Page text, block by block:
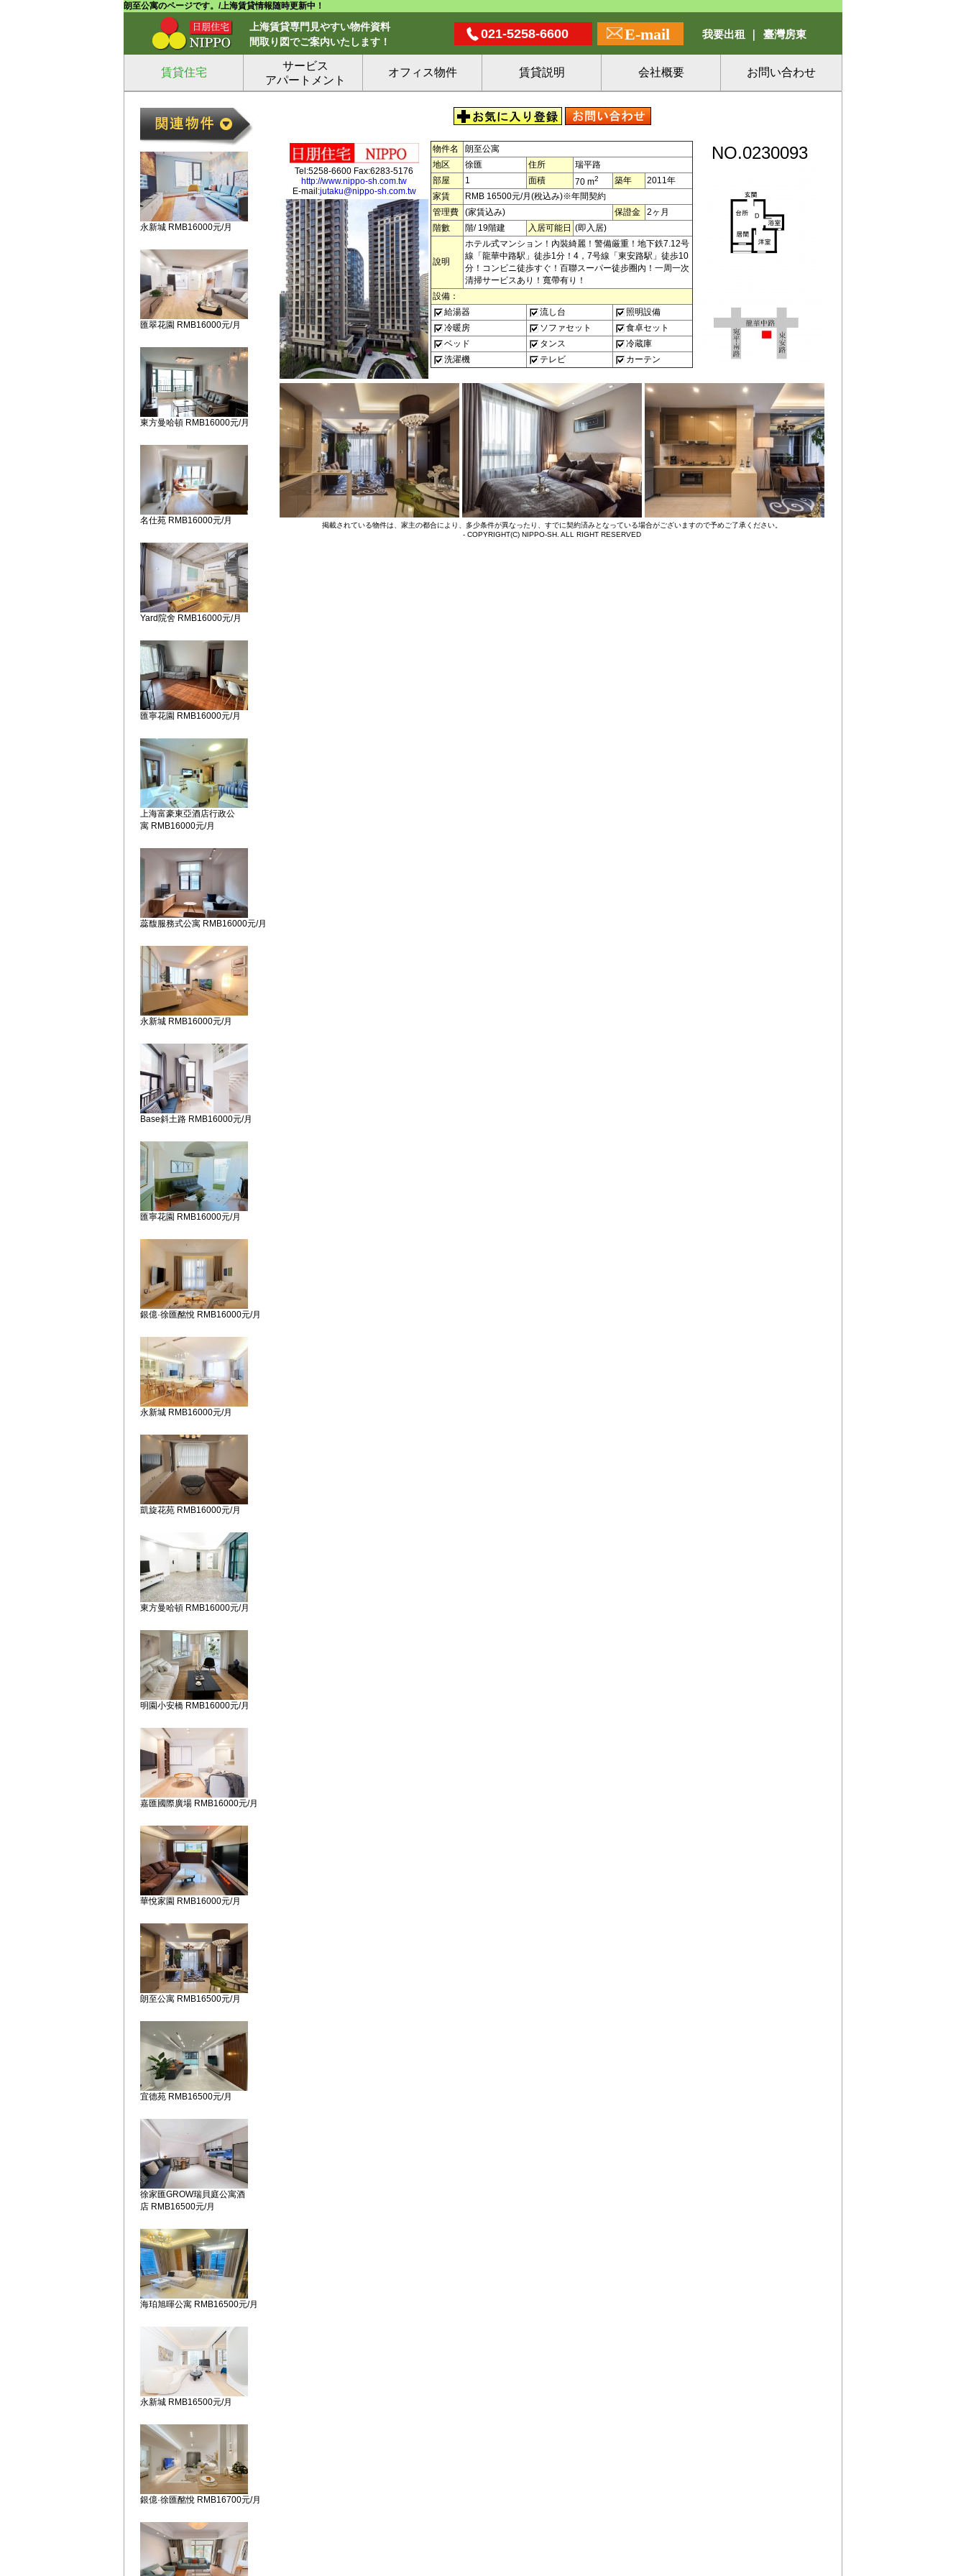
朗至公寓のページです。/上海賃貸情報随時更新中！
上海賃貸専門見やすい物件資料
間取り図でご案内いたします！
021-5258-6600 E-mail 我要出租 ｜ 臺灣房東
賃貸住宅
サービス
アパートメント
オフィス物件 賃貸説明 会社概要 お問い合わせ
永新城 RMB16000元/月
匯翠花園 RMB16000元/月
東方曼哈頓 RMB16000元/月
名仕苑 RMB16000元/月
Yard院舍 RMB16000元/月
匯寧花園 RMB16000元/月
上海富豪東亞酒店行政公
寓 RMB16000元/月
蕊馥服務式公寓 RMB16000元/月
永新城 RMB16000元/月
Base斜土路 RMB16000元/月
匯寧花園 RMB16000元/月
銀億·徐匯酩悅 RMB16000元/月
永新城 RMB16000元/月
凱旋花苑 RMB16000元/月
東方曼哈頓 RMB16000元/月
明園小安橋 RMB16000元/月
嘉匯國際廣場 RMB16000元/月
華悅家園 RMB16000元/月
朗至公寓 RMB16500元/月
宜德苑 RMB16500元/月
徐家匯GROW瑞貝庭公寓酒
店 RMB16500元/月
海珀旭暉公寓 RMB16500元/月
永新城 RMB16500元/月
銀億·徐匯酩悅 RMB16700元/月
Tel:5258-6600 Fax:6283-5176
http://www.nippo-sh.com.tw
E-mail:jutaku@nippo-sh.com.tw
物件名
朗至公寓
地区
徐匯 住所
瑞平路
部屋
1 面積 70 m2 築年
2011年
家賃
RMB 16500元/月(稅込み)※年間契約
管理費
(家賃込み) 保證金
2ヶ月
階數
階/ 19階建 入居可能日 (即入居)
說明
ホテル式マンション！內裝綺麗！警備厳重！地下鉄7.12号
線「龍華中路駅」徒歩1分！4，7号線「東安路駅」徒歩10
分！コンビニ徒歩すぐ！百聯スーパー徒步圈內！一周一次
清掃サービスあり！寬帶有り！
設備：
給湯器
流し台
照明設備
冷暖房
ソファセット
食卓セット
ベッド
タンス
冷蔵庫
洗濯機
テレビ カーテン
NO.0230093
掲載されている物件は、家主の都合により、多少条件が異なったり、すでに契約済みとなっている場合がございますので予めご了承ください。
- COPYRIGHT(C) NIPPO-SH. ALL RIGHT RESERVED